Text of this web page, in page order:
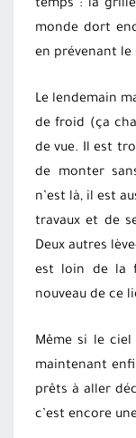
temps : la
monde dort
en prévenant le
Le lendemain
de froid (ça
de vue. Il est
de monter
n’est là, il est
travaux et de
Deux autres
est loin de la
nouveau de ce
Même si le ciel
maintenant
prêts à aller
c’est encore